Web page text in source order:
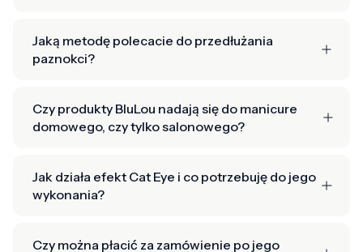
Jaką metodę polecacie do przedłużania
paznokci?
Czy produkty BluLou nadają się do manicure
domowego, czy tylko salonowego?
Jak działa efekt Cat Eye i co potrzebuję do jego
wykonania?
Czy można płacić za zamówienie po jego